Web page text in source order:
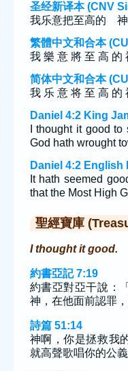
圣经新译本 (CNV
我乐意把至高的 神
繁體中文和合本
我 樂 意 將 至 高 的
简体中文和合本
我 乐 意 将 至 高 的
Daniel 4:2 King
I thought it good
God hath wrought
Daniel 4:2 English
It hath seemed
that the Most High
聖經寶庫
I thought it good.
約書亞記 7:19
約書亞對亞干說：
神，在他面前認罪
詩篇 51:14
神啊，你是拯救我
就高聲歌唱你的公義